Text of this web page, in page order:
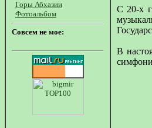
Горы Абхазии
Фотоальбом
Совсем не мое:
С 20-х
В